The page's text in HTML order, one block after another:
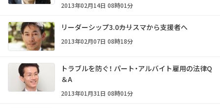
2013年02月14日 08時01分
リーダーシップ3.0――カリスマから支援者へ
2013年02月07日 08時18分
トラブルを防ぐ！ パート・アルバイト雇用の法律Q
＆A
2013年01月31日 08時01分